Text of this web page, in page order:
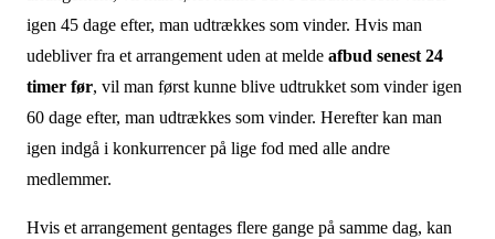
igen 45 dage efter, man udtrækkes som vinder. Hvis man
udebliver fra et arrangement uden at melde afbud senest 24
timer før, vil man først kunne blive udtrukket som vinder igen
60 dage efter, man udtrækkes som vinder. Herefter kan man
igen indgå i konkurrencer på lige fod med alle andre
medlemmer.
Hvis et arrangement gentages flere gange på samme dag, kan